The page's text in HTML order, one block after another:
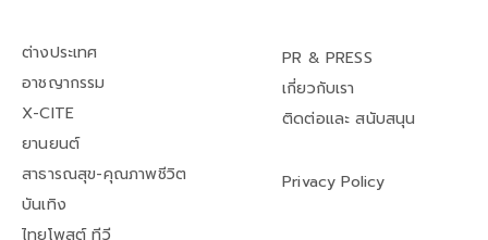
ต่างประเทศ
อาชญากรรม
X-CITE
ยานยนต์
สาธารณสุข-คุณภาพชีวิต
บันเทิง
ไทยโพสต์ ทีวี
PR & PRESS
เกี่ยวกับเรา
ติดต่อและ สนับสนุน
Privacy Policy